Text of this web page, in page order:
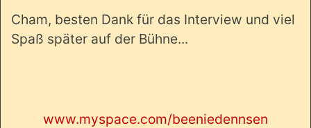
Cham, besten Dank für das Interview und viel
Spaß später auf der Bühne...
www.myspace.com/beeniedennsen